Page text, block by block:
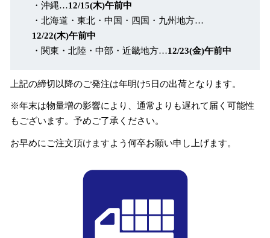
・沖縄…12/15(木)午前中
・北海道・東北・中国・四国・九州地方…
12/22(木)午前中
・関東・北陸・中部・近畿地方…12/23(金)午前中
上記の締切以降のご発注は年明け5日の出荷となります。
※年末は物量増の影響により、通常よりも遅れて届く可能性
もございます。予めご了承ください。
お早めにご注文頂けますよう何卒お願い申し上げます。